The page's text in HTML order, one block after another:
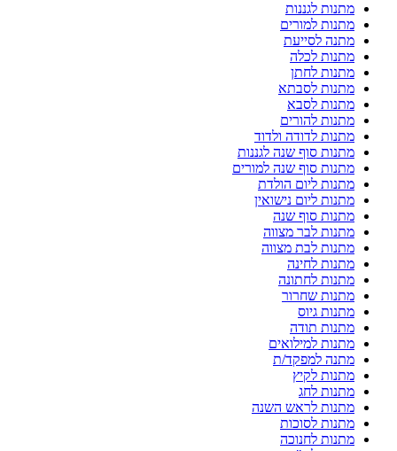
מתנות לגננות
מתנות למורים
מתנה לסייעת
מתנות לכלה
מתנות לחתן
מתנות לסבתא
מתנות לסבא
מתנות להורים
מתנות לדודה ולדוד
מתנות סוף שנה לגננות
מתנות סוף שנה למורים
מתנות ליום הולדת
מתנות ליום נישואין
מתנות סוף שנה
מתנות לבר מצווה
מתנות לבת מצווה
מתנות לחינה
מתנות לחתונה
מתנות שחרור
מתנות גיוס
מתנות תודה
מתנות למילואים
מתנה למפקד/ת
מתנות לקיץ
מתנות לחג
מתנות לראש השנה
מתנות לסוכות
מתנות לחנוכה